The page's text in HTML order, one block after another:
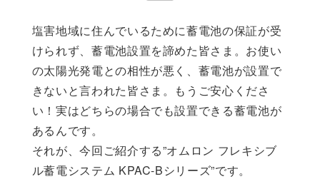
塩害地域に住んでいるために蓄電池の保証が受
けられず、蓄電池設置を諦めた皆さま。お使い
の太陽光発電との相性が悪く、蓄電池が設置で
きないと言われた皆さま。もうご安心くださ
い！実はどちらの場合でも設置できる蓄電池が
あるんです。
それが、今回ご紹介する”オムロン フレキシブ
ル蓄電システム KPAC-Bシリーズ”です。